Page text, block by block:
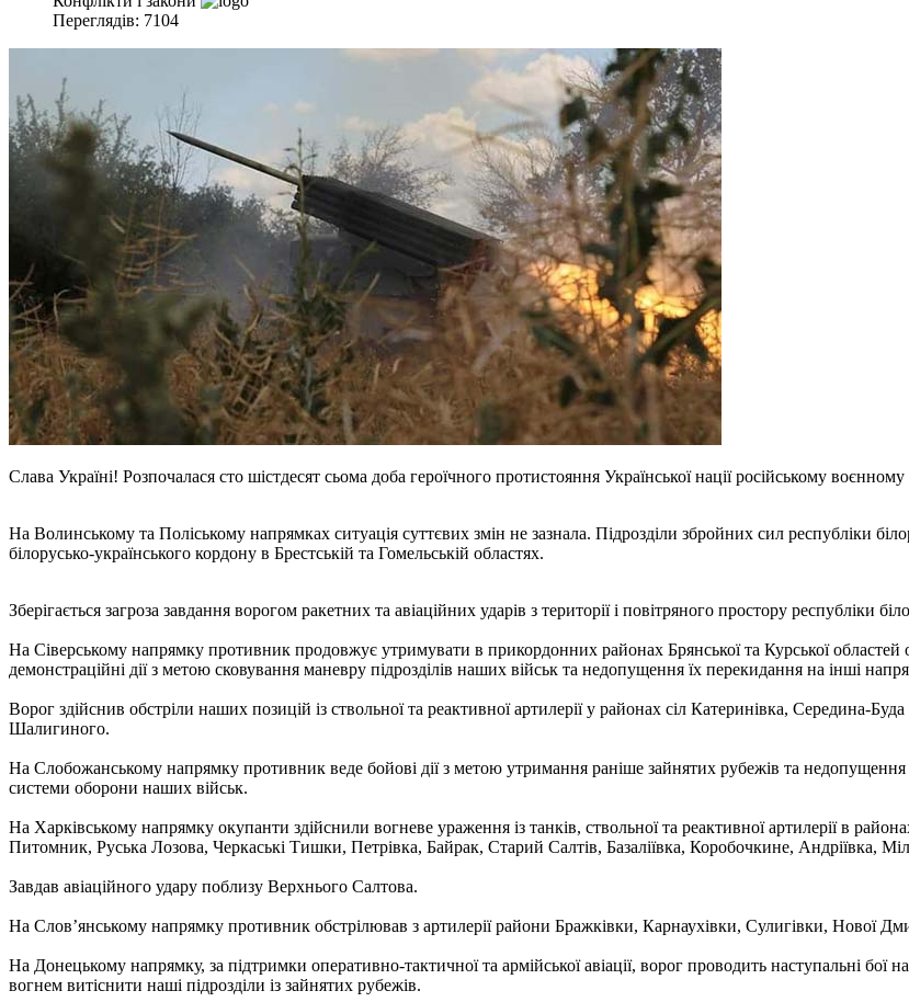
Переглядів: 7104
Слава Україні! Розпочалася сто шістдесят сьома доба героїчного протистояння Української нації російському
На Волинському та Поліському напрямках ситуація суттєвих змін не зазнала. Підрозділи збройних сил республіки
білорусько-українського кордону в Брестській та Гомельській областях.
Зберігається загроза завдання ворогом ракетних та авіаційних ударів з території і повітряного простору республіки
На Сіверському напрямку противник продовжує утримувати в прикордонних районах Брянської та Курської областей
демонстраційні дії з метою сковування маневру підрозділів наших військ та недопущення їх перекидання на інші
Ворог здійснив обстріли наших позицій із ствольної та реактивної артилерії у районах сіл Катеринівка, Середина-
Шалигиного.
На Слобожанському напрямку противник веде бойові дії з метою утримання раніше зайнятих рубежів та недопущення
системи оборони наших військ.
На Харківському напрямку окупанти здійснили вогневе ураження із танків, ствольної та реактивної артилерії в
Питомник, Руська Лозова, Черкаські Тишки, Петрівка, Байрак, Старий Салтів, Базаліївка, Коробочкине, Андріївка,
Завдав авіаційного удару поблизу Верхнього Салтова.
На Слов’янському напрямку противник обстрілював з артилерії райони Бражківки, Карнаухівки, Сулигівки, Нової
На Донецькому напрямку, за підтримки оперативно-тактичної та армійської авіації, ворог проводить наступальні бої
вогнем витіснити наші підрозділи із зайнятих рубежів.